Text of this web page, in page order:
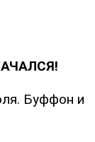
Буффон и